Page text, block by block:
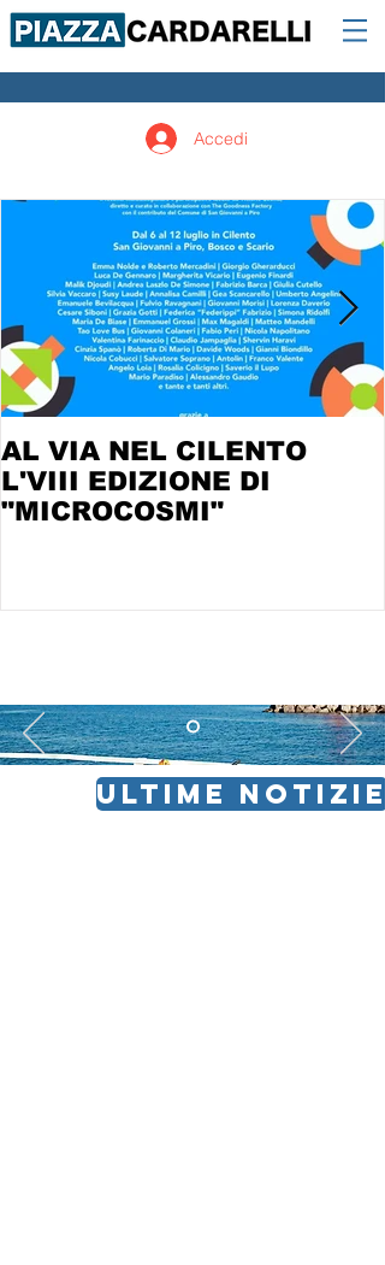
Accedi
AL VIA NEL CILENTO
L'VIII EDIZIONE DI
"MICROCOSMI"
ULTIME NOTIZIE